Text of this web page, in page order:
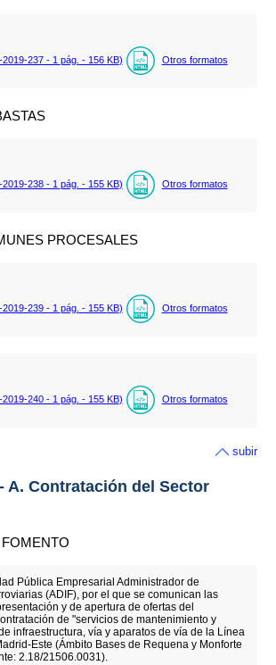
237 - 1 pág. - 156 KB) Otros formatos
238 - 1 pág. - 155 KB) Otros formatos
PROCESALES
239 - 1 pág. - 155 KB) Otros formatos
240 - 1 pág. - 155 KB) Otros formatos
subir
A. Contratación del Sector
Pública Empresarial Administrador de
(ADIF), por el que se comunican las
y de apertura de ofertas del
de "servicios de mantenimiento y
infraestructura, vía y aparatos de vía de la Línea
Este (Ámbito Bases de Requena y Monforte
2.18/21506.0031).